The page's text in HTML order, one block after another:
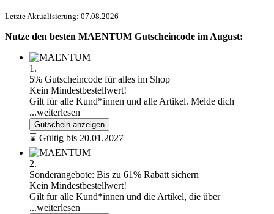
Letzte Aktualisierung: 07.08.2026
Nutze den besten MAENTUM Gutscheincode im August:
1.
5% Gutscheincode für alles im Shop
Kein Mindestbestellwert!
Gilt für alle Kund*innen und alle Artikel. Melde dich
...weiterlesen
Gutschein anzeigen
⌛ Gültig bis 20.01.2027
2.
Sonderangebote: Bis zu 61% Rabatt sichern
Kein Mindestbestellwert!
Gilt für alle Kund*innen und die Artikel, die über
...weiterlesen